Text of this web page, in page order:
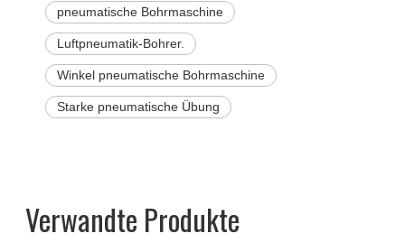
pneumatische Bohrmaschine
Luftpneumatik-Bohrer.
Winkel pneumatische Bohrmaschine
Starke pneumatische Übung
Verwandte Produkte